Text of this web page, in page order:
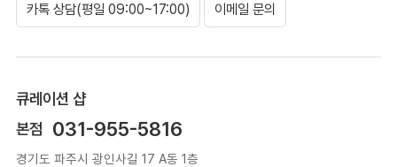
카톡 상담(평일 09:00~17:00) 이메일 문의
큐레이션 샵
본점
031-955-5816
경기도 파주시 광인사길 17 A동 1층